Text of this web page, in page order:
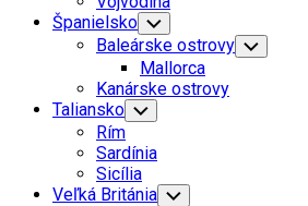
Španielsko Toggle
Child
Menu
Baleárske ostrovy Toggle
Child
Mallorca
Kanárske ostrovy
Taliansko Toggle
Child
Menu
Rím
Sardínia
Sicília
Veľká Británia Toggle